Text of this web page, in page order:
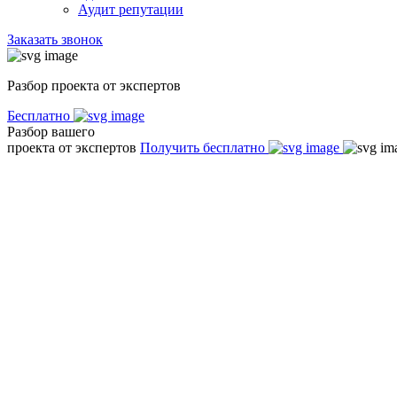
Аудит репутации
Заказать звонок
Разбор проекта от экспертов
Бесплатно
Разбор вашего
проекта от экспертов Получить бесплатно